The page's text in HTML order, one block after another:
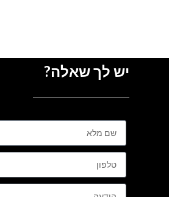
יש לך שאלה?